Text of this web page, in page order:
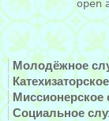
Молодёжное
Миссионерское
Социальное